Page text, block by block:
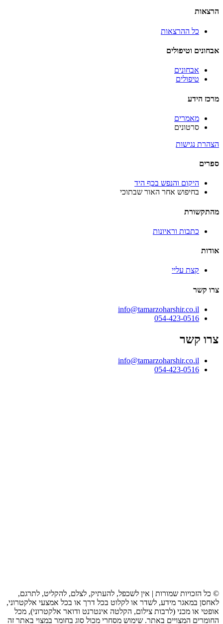
הרצאות
כל ההרצאות
אבחונים וטיפולים
אבחונים
טיפולים
מרכז הידע
מאמרים
סרטונים
הצהרת נגישות
ספרים
היקום והנפש בכף היד
בחיפוש אחר האור שבתוכי
מהתקשורת
כתבות וראיונות
אודות
קצת עליי
צרו קשר
info@tamarzoharshir.co.il
054-423-0516
צרו קשר
info@tamarzoharshir.co.il
054-423-0516
© כל הזכויות שמורות | אין לשכפל, להעתיק, לצלם, להקליט, לתרגם,
לאחסן במאגר מידע, לשדר או לקלוט בכל דרך או בכל אמצעי אלקטרוני,
אופטי או מכני (לרבות צילום, הקלטה אינטרנט ודואר אלקטרוני), מכל
החומרים המצויים באתר. שימוש מסחרי מכול סוג בחומר במצוי באתר זה